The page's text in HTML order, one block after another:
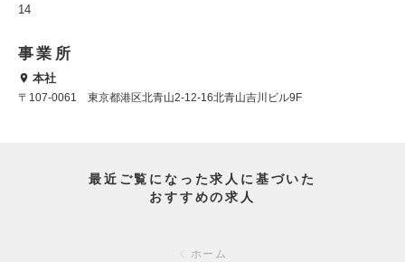
14
事業所
本社
〒107-0061 東京都港区北青山2-12-16北青山吉川ビル9F
最近ご覧になった求人に基づいた
おすすめの求人
ホーム